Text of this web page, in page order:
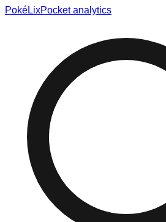
PokéLixPocket analytics